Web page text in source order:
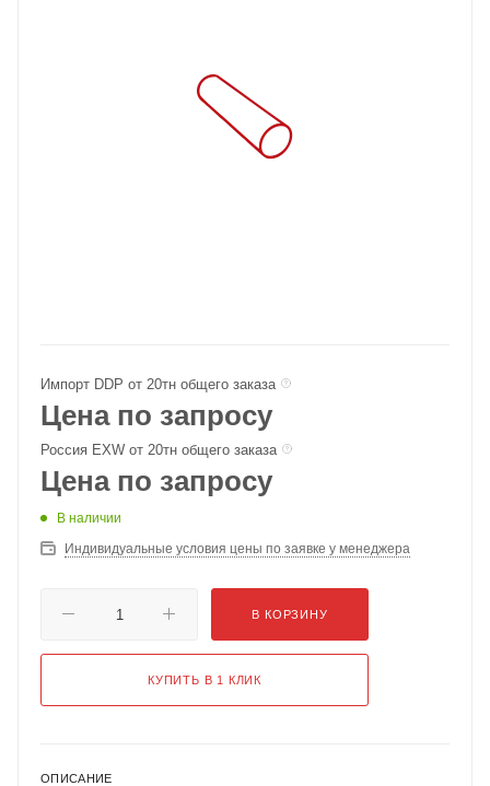
Импорт DDP от 20тн общего заказа
Цена по запросу
Россия EXW от 20тн общего заказа
Цена по запросу
В наличии
Индивидуальные условия цены по заявке у менеджера
В КОРЗИНУ
КУПИТЬ В 1 КЛИК
ОПИСАНИЕ